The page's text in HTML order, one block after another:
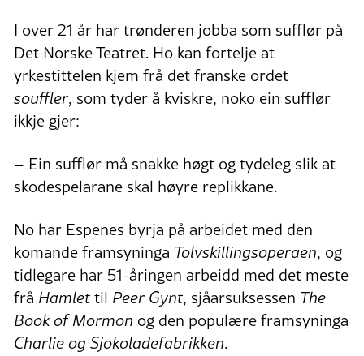
I over 21 år har trønderen jobba som sufflør på
Det Norske Teatret. Ho kan fortelje at
yrkestittelen kjem frå det franske ordet
souffler, som tyder å kviskre, noko ein sufflør
ikkje gjer:
– Ein sufflør må snakke høgt og tydeleg slik at
skodespelarane skal høyre replikkane.
No har Espenes byrja på arbeidet med den
komande framsyninga Tolvskillingsoperaen, og
tidlegare har 51-åringen arbeidd med det meste
frå Hamlettil Peer Gynt, sjåarsuksessen The
Book of Mormon og den populære framsyninga
Charlie og Sjokoladefabrikken.